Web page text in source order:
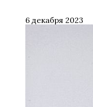
6 декабря 2023